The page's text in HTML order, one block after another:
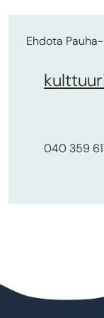
Ehdota
040 359